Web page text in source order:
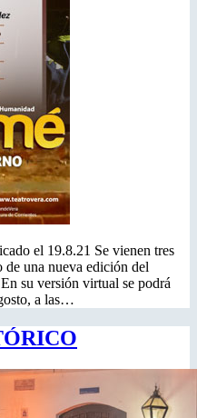
el 19.8.21 Se vienen tres
de una nueva edición del
su versión virtual se podrá
a las…